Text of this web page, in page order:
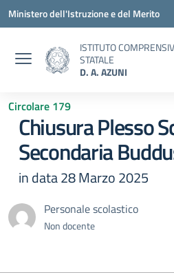
Vai ai contenuti
Vai al menu di navigazione
Vai al footer
Ministero dell'Istruzione e del Merito
ISTITUTO
STATALE
D. A. AZUNI
Circolare 179
Chiusura Plesso
Secondaria
in data 28 Marzo 2025
Personale scolastico
Non docente